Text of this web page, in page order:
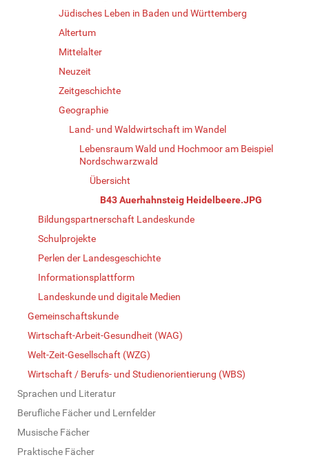
Jüdisches Leben in Baden und Württemberg
Altertum
Mittelalter
Neuzeit
Zeitgeschichte
Geographie
Land- und Waldwirtschaft im Wandel
Lebensraum Wald und Hochmoor am Beispiel
Nordschwarzwald
Übersicht
B43 Auerhahnsteig Heidelbeere.JPG
Bildungspartnerschaft Landeskunde
Schulprojekte
Perlen der Landesgeschichte
Informationsplattform
Landeskunde und digitale Medien
Gemeinschaftskunde
Wirtschaft-Arbeit-Gesundheit (WAG)
Welt-Zeit-Gesellschaft (WZG)
Wirtschaft / Berufs- und Studienorientierung (WBS)
Sprachen und Literatur
Berufliche Fächer und Lernfelder
Musische Fächer
Praktische Fächer